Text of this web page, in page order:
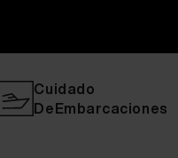
Cuidado
DeEmbarcaciones